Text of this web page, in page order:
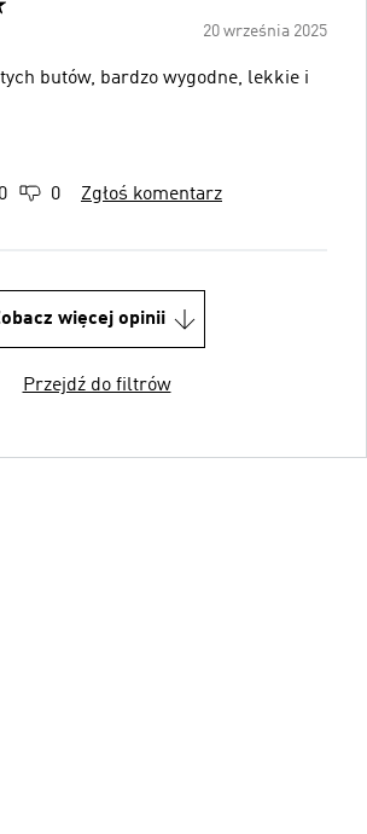
20 września 2025
butów, bardzo wygodne, lekkie i
0 0 Zgłoś komentarz
więcej opinii
Przejdź do filtrów